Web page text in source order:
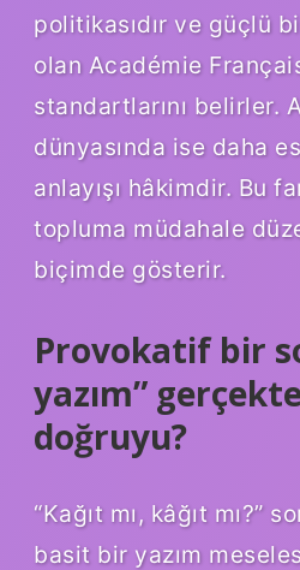
politikasıdır ve güçlü
olan Académie
standartlarını belirler.
dünyasında ise daha
anlayışı hâkimdir. Bu
topluma müdahale
biçimde gösterir.
Provokatif bir
yazım”
doğruyu?
“Kağıt mı, kâğıt mı?”
basit bir yazım